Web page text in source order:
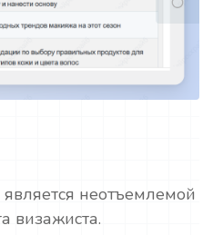
неотъемлемой
визажиста.